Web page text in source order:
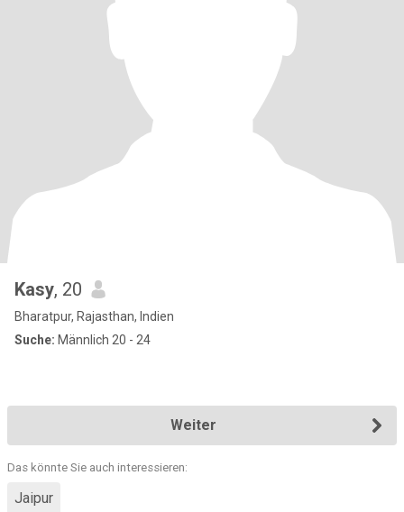
Kasy, 20
Bharatpur, Rajasthan, Indien
Suche: Männlich 20 - 24
Weiter
Das könnte Sie auch interessieren:
Jaipur